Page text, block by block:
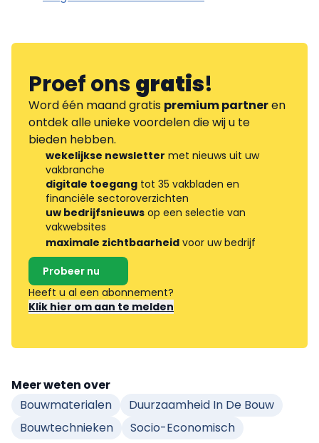
Proef onsgratis!
Word één maand gratis premium partneren
ontdek alle unieke voordelen die wij u te
bieden hebben.
wekelijkse newsletter met nieuws uit uw
vakbranche
digitale toegang tot 35 vakbladen en
financiële sectoroverzichten
uw bedrijfsnieuws op een selectie van
vakwebsites
maximale zichtbaarheid voor uw bedrijf
Probeer nu
Heeft u al een abonnement?
Klik hier om aan te melden
Meer weten over
Bouwmaterialen
Duurzaamheid In De Bouw
Bouwtechnieken
Socio-Economisch